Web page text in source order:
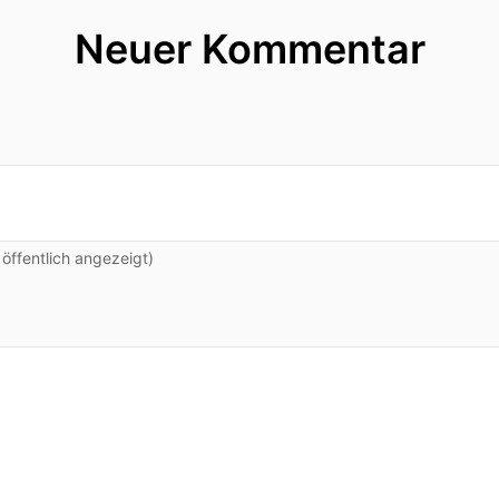
da überhaupt eine Steuerung bei den PV-Akkus?
Neuer Kommentar
angezeigt)